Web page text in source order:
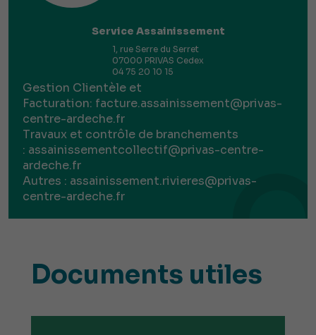
Service Assainissement
1, rue Serre du Serret
07000 PRIVAS Cedex
04 75 20 10 15
Gestion Clientèle et
Facturation: facture.assainissement@privas-
centre-ardeche.fr
Travaux et contrôle de branchements
: assainissementcollectif@privas-centre-
ardeche.fr
Autres : assainissement.rivieres@privas-
centre-ardeche.fr
Documents utiles